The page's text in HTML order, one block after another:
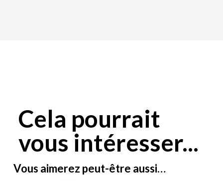
Cela pourrait
vous intéresser...
Vous aimerez peut-être aussi…